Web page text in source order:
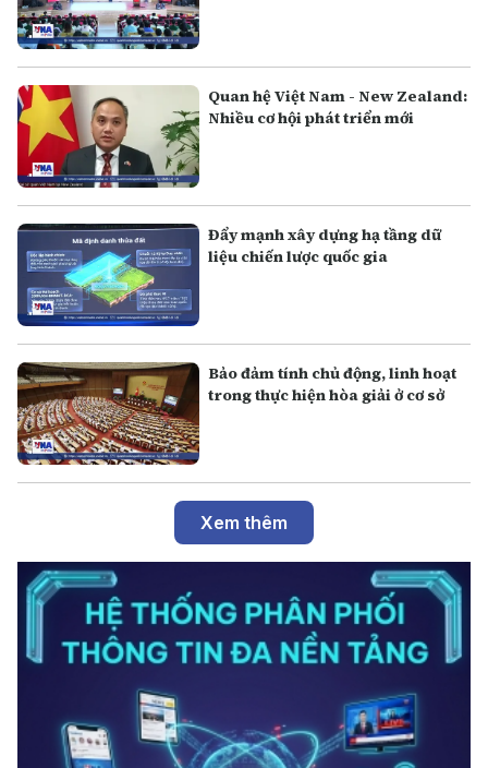
Quan hệ Việt Nam - New Zealand:
Nhiều cơ hội phát triển mới
Đẩy mạnh xây dựng hạ tầng dữ
liệu chiến lược quốc gia
Bảo đảm tính chủ động, linh hoạt
trong thực hiện hòa giải ở cơ sở
Xem thêm